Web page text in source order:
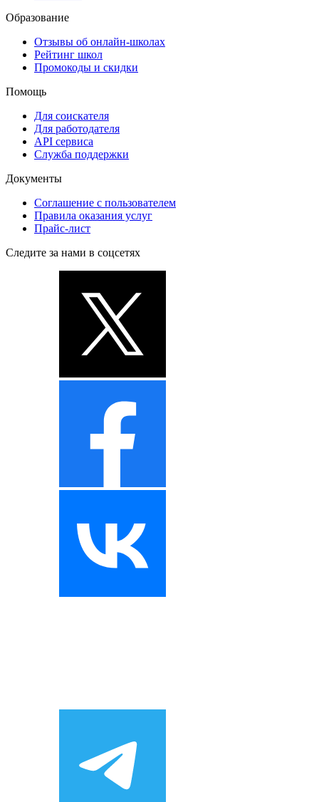
Образование
Отзывы об онлайн-школах
Рейтинг школ
Промокоды и скидки
Помощь
Для соискателя
Для работодателя
API сервиса
Служба поддержки
Документы
Соглашение с пользователем
Правила оказания услуг
Прайс-лист
Следите за нами в соцсетях